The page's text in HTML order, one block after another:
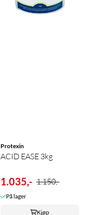
Protexin
ACID EASE 3kg
1.035,- 1.150,-
På lager
Kjøp